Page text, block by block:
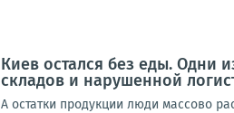
Киев остался без еды. Одни
складов и нарушенной
А остатки продукции люди массово